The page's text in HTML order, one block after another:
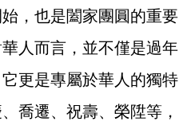
，也是闔家團圓的重要
人而言，並不僅是過年
更是專屬於華人的獨特
喬遷、祝壽、榮陞等，